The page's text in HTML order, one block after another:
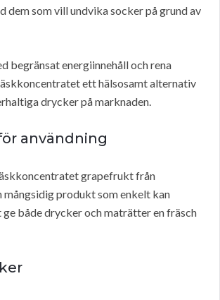
dem som vill undvika socker på grund av
begränsat energiinnehåll och rena
ett hälsosamt alternativ
drycker på marknaden.
användning
grapefrukt från
mångsidig produkt som enkelt kan
ge både drycker och maträtter en fräsch